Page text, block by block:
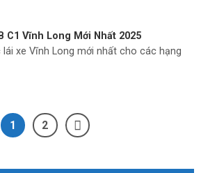
C1 Vĩnh Long Mới Nhất 2025
lái xe Vĩnh Long mới nhất cho các hạng
1 2